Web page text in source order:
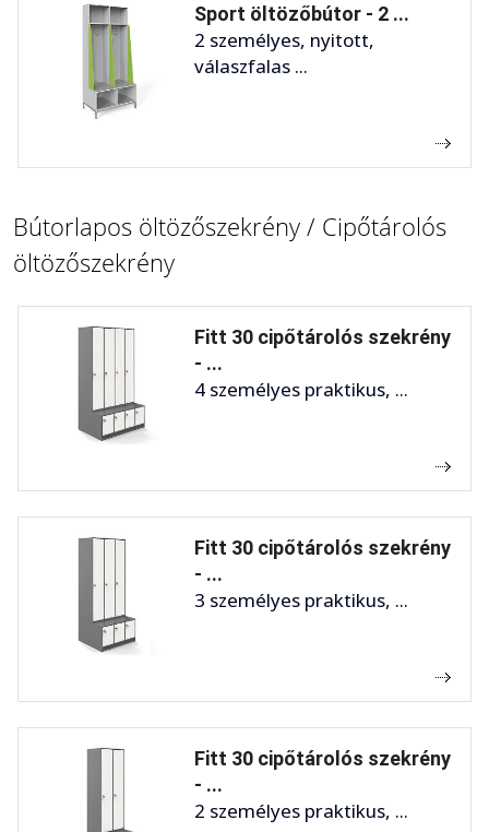
Sport öltözőbútor - 2 ...
2 személyes, nyitott,
válaszfalas ...
Bútorlapos öltözőszekrény / Cipőtárolós
öltözőszekrény
Fitt 30 cipőtárolós szekrény
- ...
4 személyes praktikus, ...
Fitt 30 cipőtárolós szekrény
- ...
3 személyes praktikus, ...
Fitt 30 cipőtárolós szekrény
- ...
2 személyes praktikus, ...